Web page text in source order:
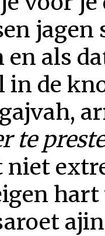
jagen
als
in de
te
niet